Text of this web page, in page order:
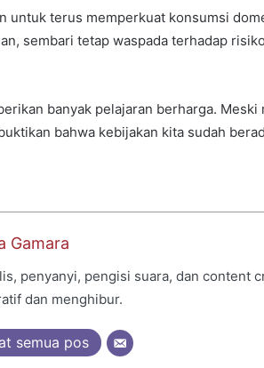
untuk terus memperkuat konsumsi
sembari tetap waspada terhadap
banyak pelajaran berharga.
bahwa kebijakan kita sudah
Gamara
penyanyi, pengisi suara, dan content
dan menghibur.
semua pos